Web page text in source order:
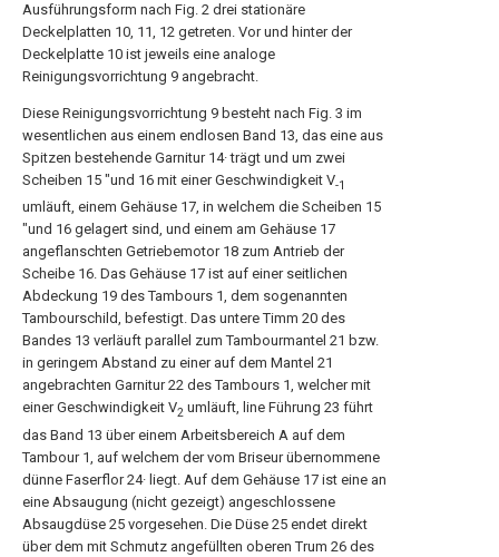
Ausführungsform nach Fig. 2 drei stationäre
Deckelplatten 10, 11, 12 getreten. Vor und hinter der
Deckelplatte 10 ist jeweils eine analoge
Reinigungsvorrichtung 9 angebracht.
Diese Reinigungsvorrichtung 9 besteht nach Fig. 3 im
wesentlichen aus einem endlosen Band 13, das eine aus
Spitzen bestehende Garnitur 14· trägt und um zwei
Scheiben 15 "und 16 mit einer Geschwindigkeit V-1
umläuft, einem Gehäuse 17, in welchem die Scheiben 15
"und 16 gelagert sind, und einem am Gehäuse 17
angeflanschten Getriebemotor 18 zum Antrieb der
Scheibe 16. Das Gehäuse 17 ist auf einer seitlichen
Abdeckung 19 des Tambours 1, dem sogenannten
Tambourschild, befestigt. Das untere Timm 20 des
Bandes 13 verläuft parallel zum Tambourmantel 21 bzw.
in geringem Abstand zu einer auf dem Mantel 21
angebrachten Garnitur 22 des Tambours 1, welcher mit
einer Geschwindigkeit V2 umläuft, line Führung 23 führt
das Band 13 über einem Arbeitsbereich A auf dem
Tambour 1, auf welchem der vom Briseur übernommene
dünne Faserflor 24· liegt. Auf dem Gehäuse 17 ist eine an
eine Absaugung (nicht gezeigt) angeschlossene
Absaugdüse 25 vorgesehen. Die Düse 25 endet direkt
über dem mit Schmutz angefüllten oberen Trum 26 des